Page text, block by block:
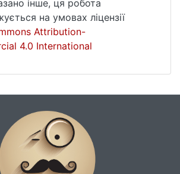
інше, ця робота
на умовах ліцензії
Attribution-
4.0 International